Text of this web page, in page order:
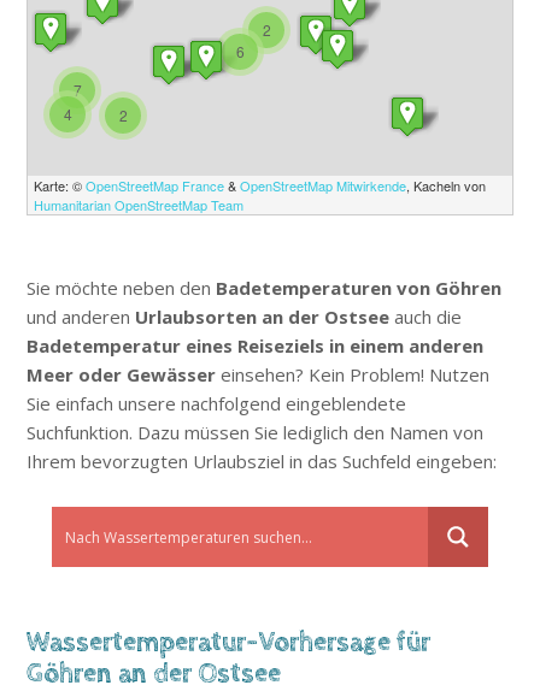
2
6
7
2
4
Karte: ©OpenStreetMap France&OpenStreetMap Mitwirkende, Kacheln von
Humanitarian OpenStreetMap Team
Sie möchte neben den Badetemperaturen von Göhren
und anderen Urlaubsorten an der Ostsee auch die
Badetemperatur eines Reiseziels in einem anderen
Meer oder Gewässer einsehen? Kein Problem! Nutzen
Sie einfach unsere nachfolgend eingeblendete
Suchfunktion. Dazu müssen Sie lediglich den Namen von
Ihrem bevorzugten Urlaubsziel in das Suchfeld eingeben:
Wassertemperatur-Vorhersage für
Göhren an der Ostsee